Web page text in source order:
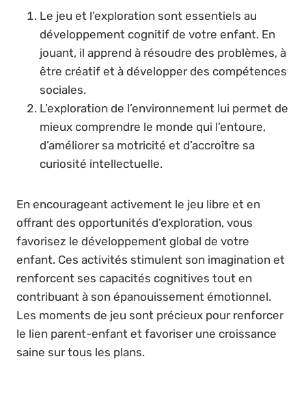
Le jeu et l’exploration sont essentiels au
développement cognitif de votre enfant. En
jouant, il apprend à résoudre des problèmes, à
être créatif et à développer des compétences
sociales.
L’exploration de l’environnement lui permet de
mieux comprendre le monde qui l’entoure,
d’améliorer sa motricité et d’accroître sa
curiosité intellectuelle.
En encourageant activement le jeu libre et en
offrant des opportunités d’exploration, vous
favorisez le développement global de votre
enfant. Ces activités stimulent son imagination et
renforcent ses capacités cognitives tout en
contribuant à son épanouissement émotionnel.
Les moments de jeu sont précieux pour renforcer
le lien parent-enfant et favoriser une croissance
saine sur tous les plans.